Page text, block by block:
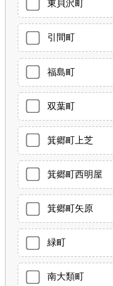
東貝沢町
引間町
福島町
双葉町
箕郷町上芝
箕郷町西明屋
箕郷町矢原
緑町
南大類町